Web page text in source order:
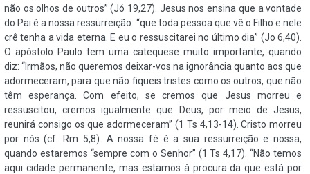
não os olhos de outros” (Jó 19,27). Jesus nos ensina que a vontade
do Pai é a nossa ressurreição: “que toda pessoa que vê o Filho e nele
crê tenha a vida eterna. E eu o ressuscitarei no último dia” (Jo 6,40).
O apóstolo Paulo tem uma catequese muito importante, quando
diz: “Irmãos, não queremos deixar-vos na ignorância quanto aos que
adormeceram, para que não fiqueis tristes como os outros, que não
têm esperança. Com efeito, se cremos que Jesus morreu e
ressuscitou, cremos igualmente que Deus, por meio de Jesus,
reunirá consigo os que adormeceram” (1 Ts 4,13-14). Cristo morreu
por nós (cf. Rm 5,8). A nossa fé é a sua ressurreição e nossa,
quando estaremos “sempre com o Senhor” (1 Ts 4,17). “Não temos
aqui cidade permanente, mas estamos à procura da que está por